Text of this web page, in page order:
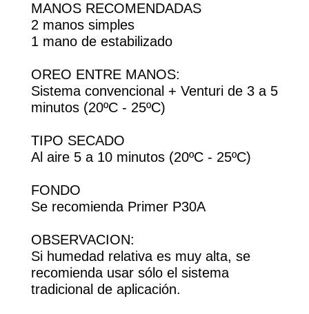
MANOS RECOMENDADAS
2 manos simples
1 mano de estabilizado
OREO ENTRE MANOS:
Sistema convencional + Venturi de 3 a 5
minutos (20ºC - 25ºC)
TIPO SECADO
Al aire 5 a 10 minutos (20ºC - 25ºC)
FONDO
Se recomienda Primer P30A
OBSERVACION:
Si humedad relativa es muy alta, se
recomienda usar sólo el sistema
tradicional de aplicación.